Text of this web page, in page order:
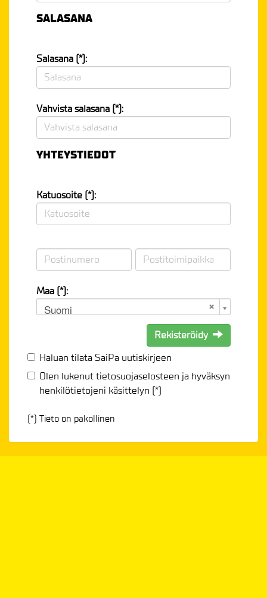
SALASANA
Salasana (*):
Vahvista salasana (*):
YHTEYSTIEDOT
Katuosoite (*):
Maa (*):
Suomi
Rekisteröidy
Haluan tilata SaiPa uutiskirjeen
Olen lukenuttietosuojaselosteen ja hyväksyn
henkilötietojeni käsittelyn (*)
(*) Tieto on pakollinen